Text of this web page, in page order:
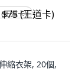
王道卡)
縮衣架, 20個,